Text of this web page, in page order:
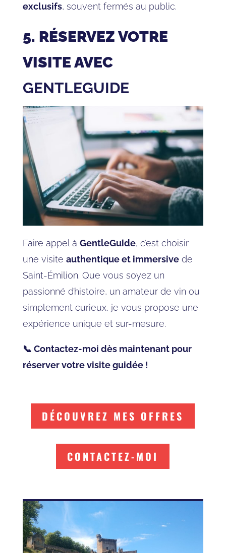
exclusifs, souvent fermés au public.
5. RÉSERVEZ VOTRE
VISITE AVEC
GENTLEGUIDE
Faire appel à GentleGuide, c’est choisir
une visite authentique et immersivede
Saint-Émilion. Que vous soyez un
passionné d’histoire, un amateur de vin ou
simplement curieux, je vous propose une
expérience unique et sur-mesure.
📞 Contactez-moi dès maintenant pour
réserver votre visite guidée !
DÉCOUVREZ MES OFFRES
CONTACTEZ-MOI